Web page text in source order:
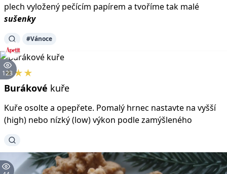
plech vyložený pečícím papírem a tvoříme tak malé
sušenky
#Vánoce
123
★★★
Burákové kuře
Kuře osolte a opepřete. Pomalý hrnec nastavte na vyšší
(high) nebo nízký (low) výkon podle zamýšleného